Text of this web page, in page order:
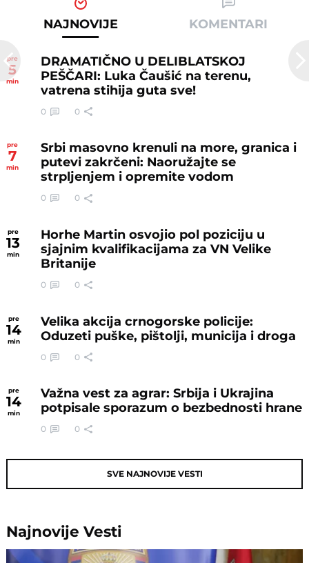
NAJNOVIJE KOMENTARI
pre
5
min
DRAMATIČNO U DELIBLATSKOJ
PEŠČARI: Luka Čaušić na terenu,
vatrena stihija guta sve!
0 0
pre
7
min
Srbi masovno krenuli na more, granica i
putevi zakrčeni: Naoružajte se
strpljenjem i opremite vodom
0 0
pre
13
min
Horhe Martin osvojio pol poziciju u
sjajnim kvalifikacijama za VN Velike
Britanije
0 0
pre
14
min
Velika akcija crnogorske policije:
Oduzeti puške, pištolji, municija i droga
0 0
pre
14
min
Važna vest za agrar: Srbija i Ukrajina
potpisale sporazum o bezbednosti hrane
0 0
SVE NAJNOVIJE VESTI
NajnovijeVesti